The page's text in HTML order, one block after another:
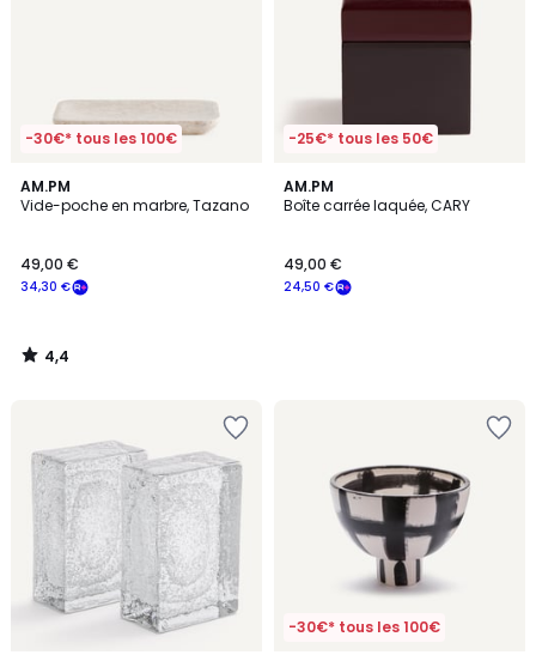
-30€* tous les 100€
AM.PM
Vide-poche en marbre, Tazano
34,30 €
49,00 €
4,4
/ 5
4,4
/
-25€* tous les 50€
AM.PM
Boîte carrée laquée, CARY
24,50 €
49,00 €
-30€* tous les 100€